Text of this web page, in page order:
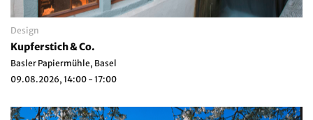
Design
Kupferstich & Co.
Basler Papiermühle, Basel
09.08.2026, 14:00 - 17:00